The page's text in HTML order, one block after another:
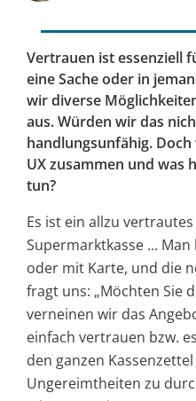
Vertrauen ist essenziell
eine Sache oder in
wir diverse
aus. Würden wir das
handlungsunfähig.
UX zusammen und was
tun?
Es ist ein allzu
Supermarktkasse ...
oder mit Karte, und die
fragt uns: „Möchten Sie
verneinen wir das
einfach vertrauen bzw.
den ganzen
Ungereimtheiten zu